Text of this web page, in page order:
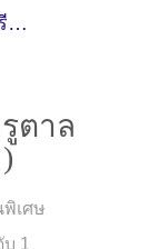
ID : 70311 )
ตาล
พิเศษ
1